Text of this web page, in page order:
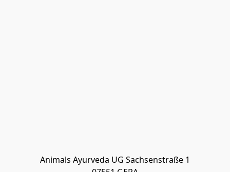
Animals Ayurveda UG Sachsenstraße 1